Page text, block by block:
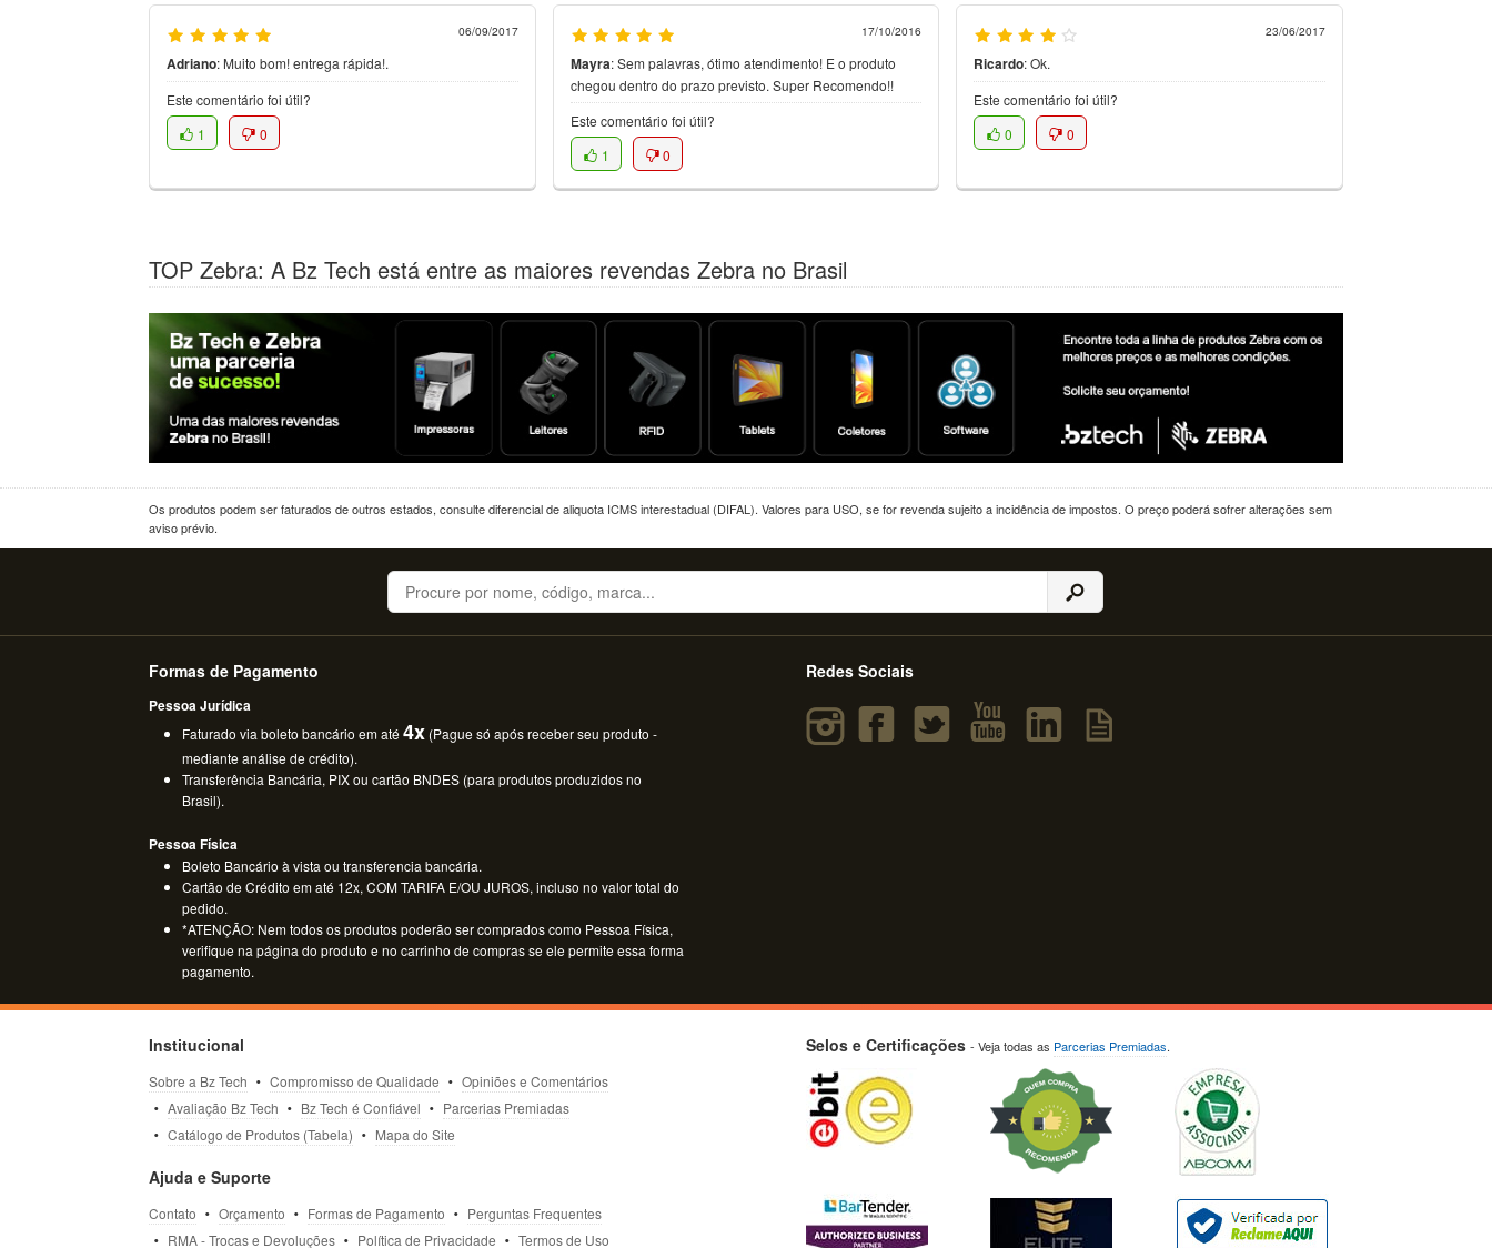
06/09/2017
Adriano: Muito bom! entrega rápida!.
Este comentário foi útil?
1
0
17/10/2016
Mayra:Sem palavras, ótimo atendimento! E o produto
chegou dentro do prazo previsto. Super Recomendo!!
Este comentário foi útil?
1
0
23/06/2017
Ricardo:Ok.
Este comentário foi útil?
0
0
TOP Zebra: A Bz Tech está entre as maiores revendas Zebra no Brasil
Os produtos podem ser faturados de outros estados, consulte diferencial de aliquota ICMS interestadual (DIFAL). Valores para USO, se for revenda sujeito a incidência de impostos. O preço poderá sofrer alterações sem
aviso prévio.
Buscar
Formas de Pagamento
Pessoa Jurídica
Faturado via boleto bancário em até4x (Pague só após receber seu produto -
mediante análise de crédito).
Transferência Bancária, PIX ou cartão BNDES (para produtos produzidos no
Brasil).
Pessoa Física
Boleto Bancário à vista ou transferencia bancária.
Cartão de Crédito em até 12x, COM TARIFA E/OU JUROS, incluso no valor total do
pedido.
*ATENÇÃO: Nem todos os produtos poderão ser comprados como Pessoa Física,
verifique na página do produto e no carrinho de compras se ele permite essa forma
pagamento.
Redes Sociais
Institucional
Sobre a Bz Tech Compromisso de Qualidade
Opiniões e Comentários
Avaliação Bz Tech
Bz Tech é Confiável
Parcerias Premiadas
Catálogo de Produtos (Tabela)
Mapa do Site
Ajuda e Suporte
Contato Orçamento Formas de Pagamento
Perguntas Frequentes
RMA - Trocas e Devoluções
Política de Privacidade Termos de Uso
Selos e Certificações - Veja todas as Parcerias Premiadas.